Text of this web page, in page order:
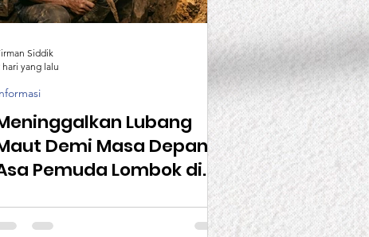
Lubang
Demi Masa Depan,
Pemuda Lombok di
Siddik
hari yang lalu